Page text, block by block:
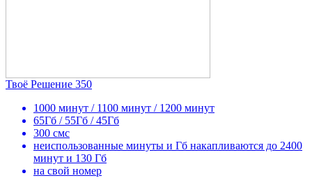
Твоё Решение 350
1000 минут / 1100 минут / 1200 минут
65Гб / 55Гб / 45Гб
300 смс
неиспользованные минуты и Гб накапливаются до 2400
минут и 130 Гб
на свой номер